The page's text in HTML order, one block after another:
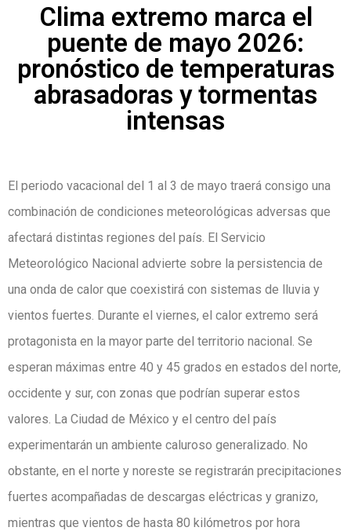
Clima extremo marca el
puente de mayo 2026:
pronóstico de temperaturas
abrasadoras y tormentas
intensas
El periodo vacacional del 1 al 3 de mayo traerá consigo una
combinación de condiciones meteorológicas adversas que
afectará distintas regiones del país. El Servicio
Meteorológico Nacional advierte sobre la persistencia de
una onda de calor que coexistirá con sistemas de lluvia y
vientos fuertes. Durante el viernes, el calor extremo será
protagonista en la mayor parte del territorio nacional. Se
esperan máximas entre 40 y 45 grados en estados del norte,
occidente y sur, con zonas que podrían superar estos
valores. La Ciudad de México y el centro del país
experimentarán un ambiente caluroso generalizado. No
obstante, en el norte y noreste se registrarán precipitaciones
fuertes acompañadas de descargas eléctricas y granizo,
mientras que vientos de hasta 80 kilómetros por hora